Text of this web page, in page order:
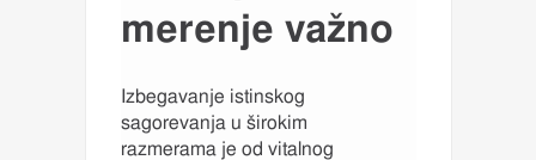
merenje važno
Izbegavanje istinskog
sagorevanja u širokim
razmerama je od vitalnog